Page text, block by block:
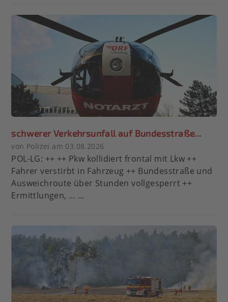
schwerer Verkehrsunfall auf Bundesstraße...
von Polizei am 03.08.2026
POL-LG: ++ ++ Pkw kollidiert frontal mit Lkw ++
Fahrer verstirbt in Fahrzeug ++ Bundesstraße und
Ausweichroute über Stunden vollgesperrt ++
Ermittlungen, ... ...